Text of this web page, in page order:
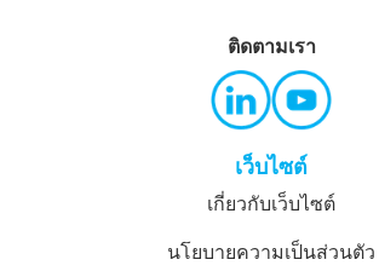
เว็บไซต์
เกี่ยวกับเว็บไซต์
นโยบายความเป็นส่วนตัว
ติดตามเรา